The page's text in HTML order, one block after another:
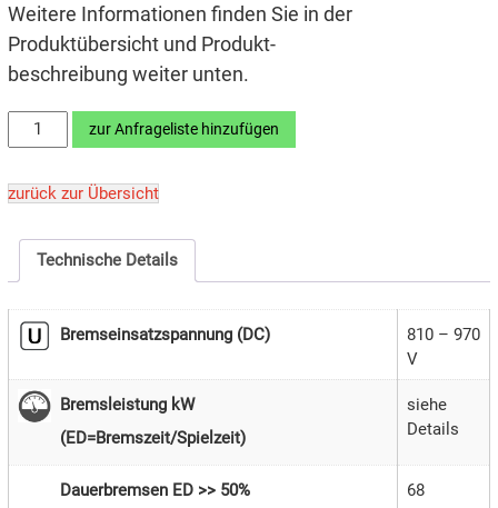
Weitere Informationen finden Sie in der
Produktübersicht und Produkt­­
beschreibung weiter unten.
TRANSOMIK®
55BC2
zur Anfrageliste hinzufügen
zurück zur Übersicht
Technische Details
Bremseinsatzspannung (DC)
810 – 970
V
Bremsleistung kW
(ED=Bremszeit/Spielzeit)
siehe
Details
Dauerbremsen ED >> 50% 68